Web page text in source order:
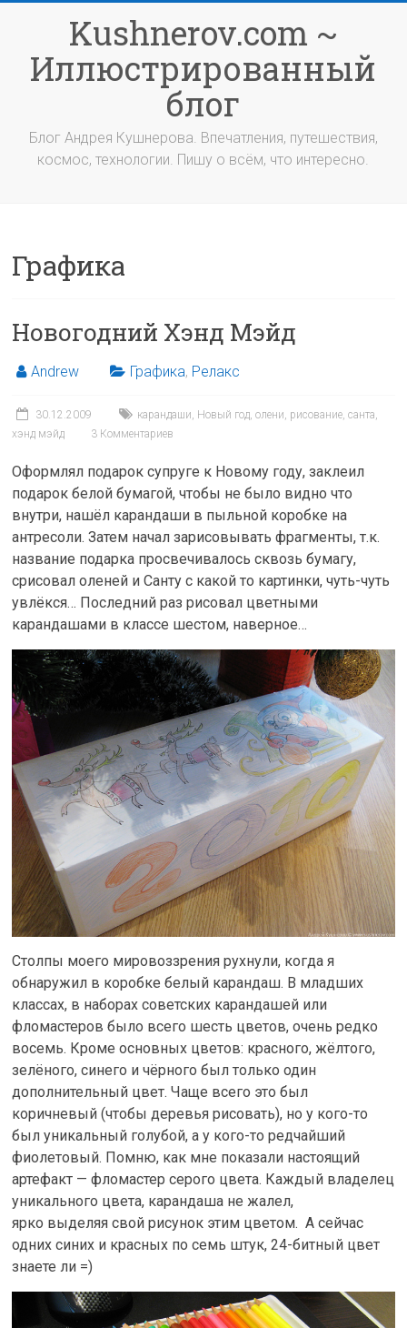
содержимомуKushnerov.com ~
Иллюстрированный
блог
Блог Андрея Кушнерова. Впечатления, путешествия,
космос, технологии. Пишу о всём, что интересно.
Графика
Новогодний Хэнд Мэйд
Andrew Графика, Релакс
30.12.2009 карандаши, Новый год,олени, рисование,санта,
хэнд мэйд
3 Комментариев
Оформлял подарок супруге к Новому году, заклеил
подарок белой бумагой, чтобы не было видно что
внутри, нашёл карандаши в пыльной коробке на
антресоли. Затем начал зарисовывать фрагменты, т.к.
название подарка просвечивалось сквозь бумагу,
срисовал оленей и Санту с какой то картинки, чуть-чуть
увлёкся… Последний раз рисовал цветными
карандашами в классе шестом, наверное…
Столпы моего мировоззрения рухнули, когда я
обнаружил в коробке белый карандаш. В младших
классах, в наборах советских карандашей или
фломастеров было всего шесть цветов, очень редко
восемь. Кроме основных цветов: красного, жёлтого,
зелёного, синего и чёрного был только один
дополнительный цвет. Чаще всего это был
коричневый (чтобы деревья рисовать), но у кого-то
был уникальный голубой, а у кого-то редчайший
фиолетовый. Помню, как мне показали настоящий
артефакт — фломастер серого цвета. Каждый владелец
уникального цвета, карандаша не жалел,
ярко выделяя свой рисунок этим цветом. А сейчас
одних синих и красных по семь штук, 24-битный цвет
знаете ли =)